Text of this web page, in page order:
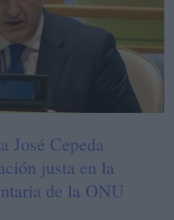
José Cepeda
justa en la
de la ONU